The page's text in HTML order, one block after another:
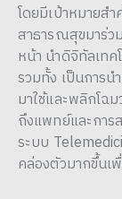
โดยมีเป้าหมายส
สาธารณสุขมาร่
หน้า นำดิจิทัลเทค
รวมทั้ง เป็นการน
มาใช้และพลิกโฉ
ถึงแพทย์และการ
ระบบ
คล่องตัวมากขึ้นเ